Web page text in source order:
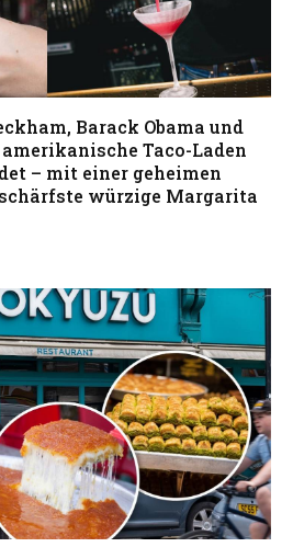
Barack Obama und
Taco-Laden
– mit einer geheimen
würzige Margarita